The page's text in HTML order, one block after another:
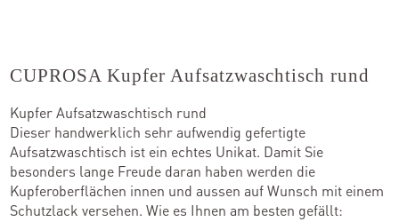
Kataloge
Team
Standorte
Händler werden
CUPROSA Kupfer Aufsatzwaschtisch rund
Kupfer Aufsatzwaschtisch rund
Dieser handwerklich sehr aufwendig gefertigte
Aufsatzwaschtisch ist ein echtes Unikat. Damit Sie
besonders lange Freude daran haben werden die
Kupferoberflächen innen und aussen auf Wunsch mit einem
Schutzlack versehen. Wie es Ihnen am besten gefällt: